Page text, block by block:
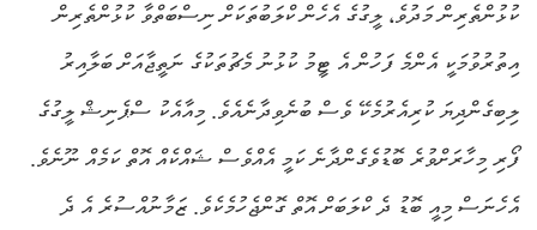
ކުޅުންތެރިން މަދުވެ، ލީގުގެ އެހެން ކްލަބުތަކަށް ނިސްބަތްވާ ކުޅުންތެރިން
އިތުރުވުމަކީ އެންމެ ފަހުން އެ ޓީމު ކުޅުނު މެޗުތަކުގެ ނަތީޖާއަށް ބަލާއިރު
ލިބިގެންދިޔަ ކުރިއެރުމެކޭ ވެސް ބުނެވިދާނެއެވެ. މިއާއެކު ސްޕެނިޝް ލީގުގެ
ފޯރި މިހާރަށްވުރެ ބޮޑުވެގެންދާނެ ކަމީ އެއްވެސް ޝައްކެއް އޮތް ކަމެއް ނޫނެވެ.
އެހެނަސް މިއީ ބޮޑު ދެ ކްލަބަށް އޮތް ގޮންޖެހުމެކެވެ. ޒަމާނުއްސުރެ އެ ދެ